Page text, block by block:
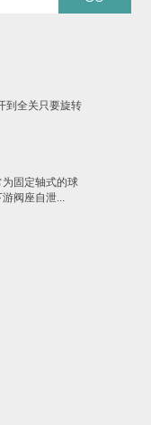
全关只要旋转
固定轴式的球
阀座自泄...